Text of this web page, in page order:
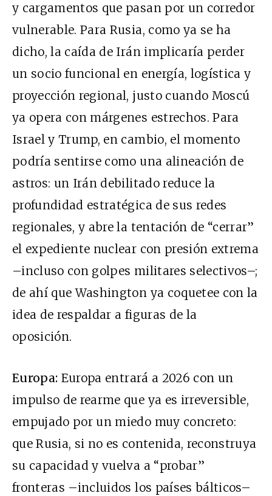
y cargamentos que pasan por un corredor
vulnerable. Para Rusia, como ya se ha
dicho, la caída de Irán implicaría perder
un socio funcional en energía, logística y
proyección regional, justo cuando Moscú
ya opera con márgenes estrechos. Para
Israel y Trump, en cambio, el momento
podría sentirse como una alineación de
astros: un Irán debilitado reduce la
profundidad estratégica de sus redes
regionales, y abre la tentación de “cerrar”
el expediente nuclear con presión extrema
–incluso con golpes militares selectivos–;
de ahí que Washington ya coquetee con la
idea de respaldar a figuras de la
oposición.
Europa: Europa entrará a 2026 con un
impulso de rearme que ya es irreversible,
empujado por un miedo muy concreto:
que Rusia, si no es contenida, reconstruya
su capacidad y vuelva a “probar”
fronteras –incluidos los países bálticos–